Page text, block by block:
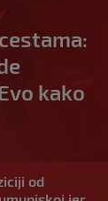
kako
od